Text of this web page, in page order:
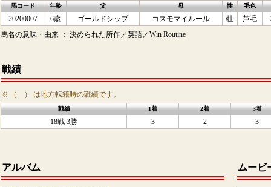
馬コード 年齢 父 母 性 毛色
20200007 6歳 ゴールドシップ コスモマイルール 牡 芦毛
馬名の意味・由来 ： 決められた所作／英語／Win Routine
戦績
※ （ ） は地方転籍時の戦績です。
戦績 1着 2着 3着
18戦 3勝 3 2 3
アルバム ムービ